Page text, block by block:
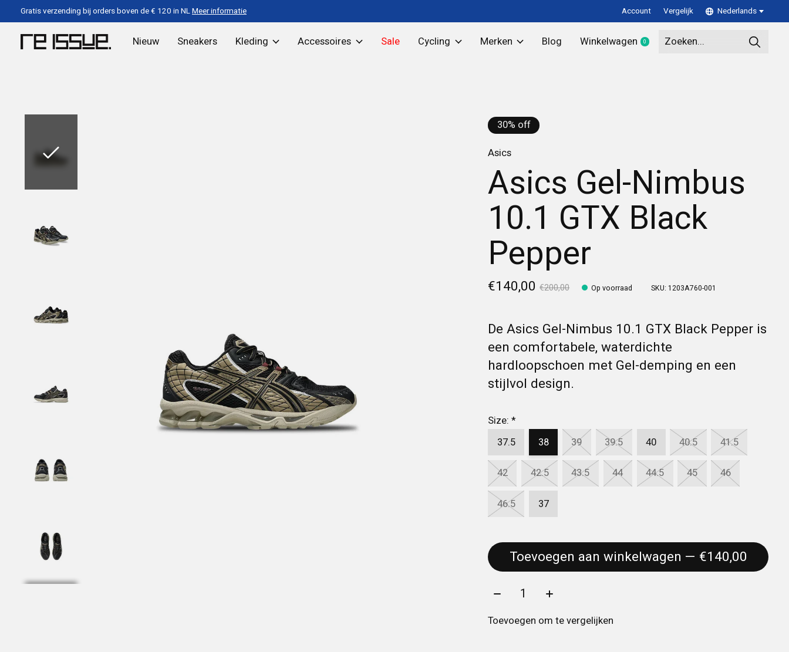
Gratis verzending bij orders boven de € 120 in NLMeer informatie Account Vergelijk Nederlands
Nieuw Sneakers Kleding Accessoires Sale Cycling Merken Blog Winkelwagen 0items
30% off
Asics
Asics Gel-Nimbus
10.1 GTX Black
Pepper
€140,00€200,00 Op voorraad SKU: 1203A760-001
De Asics Gel-Nimbus 10.1 GTX Black Pepper is
een comfortabele, waterdichte
hardloopschoen met Gel-demping en een
stijlvol design.
Size:*
37.5
38 39 39.5 40 40.5 41.5
42 42.5 43.5 44 44.5 45 46
46.5 37
Toevoegen aan winkelwagen — €140,00
Aantal:
Toevoegen om te vergelijken